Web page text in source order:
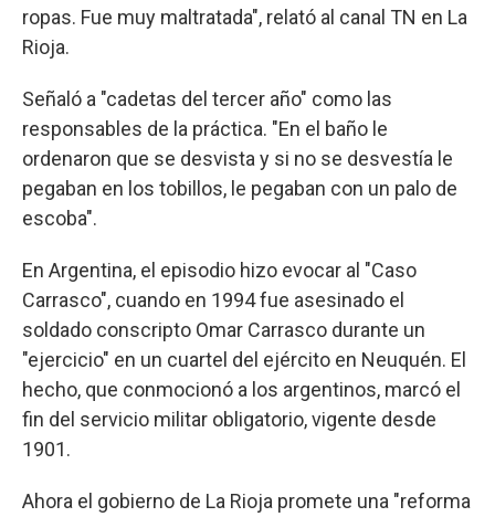
ropas. Fue muy maltratada", relató al canal TN en La
Rioja.
Señaló a "cadetas del tercer año" como las
responsables de la práctica. "En el baño le
ordenaron que se desvista y si no se desvestía le
pegaban en los tobillos, le pegaban con un palo de
escoba".
En Argentina, el episodio hizo evocar al "Caso
Carrasco", cuando en 1994 fue asesinado el
soldado conscripto Omar Carrasco durante un
"ejercicio" en un cuartel del ejército en Neuquén. El
hecho, que conmocionó a los argentinos, marcó el
fin del servicio militar obligatorio, vigente desde
1901.
Ahora el gobierno de La Rioja promete una "reforma